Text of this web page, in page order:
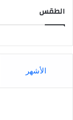
الطقس
الأشهر